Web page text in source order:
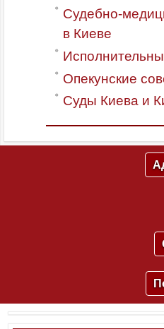
Судебно-
в Киеве
Опекунские
Суды Киева и